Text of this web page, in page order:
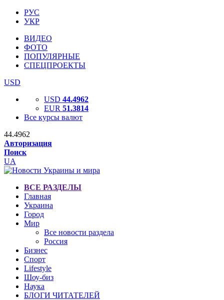
РУС
УКР
ВИДЕО
ФОТО
ПОПУЛЯРНЫЕ
СПЕЦПРОЕКТЫ
USD
USD 44.4962
EUR 51.3814
Все курсы валют
44.4962
Авторизация
Поиск
UA
ВСЕ РАЗДЕЛЫ
Главная
Украина
Город
Мир
Все новости раздела
Россия
Бизнес
Спорт
Lifestyle
Шоу-биз
Наука
БЛОГИ ЧИТАТЕЛЕЙ